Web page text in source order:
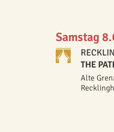
Samstag
THE
Alte